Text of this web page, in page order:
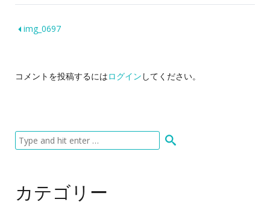
img_0697
コメントを投稿するにはログイン してください。
カテゴリー